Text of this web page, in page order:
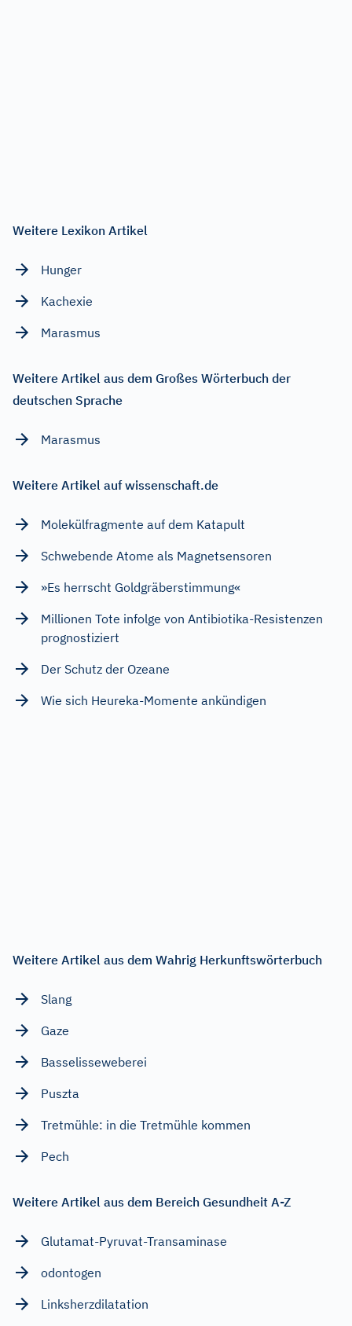
Weitere Lexikon Artikel
Hunger
Kachexie
Marasmus
Weitere Artikel aus dem Großes Wörterbuch der
deutschen Sprache
Marasmus
Weitere Artikel auf wissenschaft.de
Molekülfragmente auf dem Katapult
Schwebende Atome als Magnetsensoren
»Es herrscht Goldgräberstimmung«
Millionen Tote infolge von Antibiotika-Resistenzen
prognostiziert
Der Schutz der Ozeane
Wie sich Heureka-Momente ankündigen
Weitere Artikel aus dem Wahrig Herkunftswörterbuch
Slang
Gaze
Basselisseweberei
Puszta
Tretmühle: in die Tretmühle kommen
Pech
Weitere Artikel aus dem Bereich Gesundheit A-Z
Glutamat-Pyruvat-Transaminase
odontogen
Linksherzdilatation